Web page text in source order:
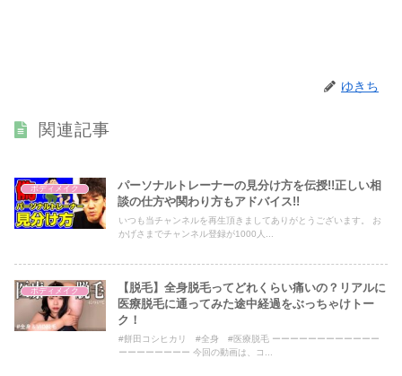
ゆきち
関連記事
ボディメイク
パーソナルトレーナーの見分け方を伝授!!正しい相
談の仕方や関わり方もアドバイス!!
いつも当チャンネルを再生頂きましてありがとうございます。 お
かげさまでチャンネル登録が1000人...
ボディメイク
【脱毛】全身脱毛ってどれくらい痛いの？リアルに
医療脱毛に通ってみた途中経過をぶっちゃけトー
ク！
#餅田コシヒカリ #全身 #医療脱毛 ーーーーーーーーーーーー
ーーーーーーーー 今回の動画は、コ...